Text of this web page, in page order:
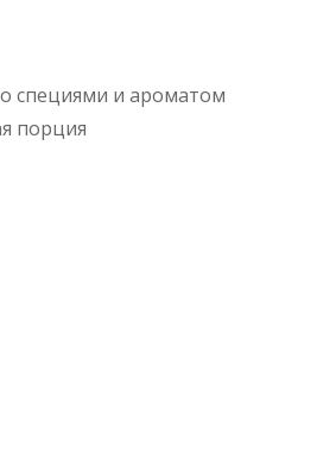
специями и ароматом
порция